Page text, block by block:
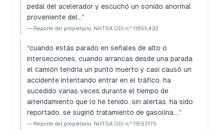
pedal del acelerador y escuchó un sonido anormal
proveniente del…”
— Reporte del propietario, NHTSA ODI n.º 11655432
“cuando estás parado en señales de alto o
intersecciones, cuando arrancas desde una parada
el camión tendría un punto muerto y casi causó un
accidente intentando entrar en el tráfico. ha
sucedido varias veces durante el tiempo de
arrendamiento que lo he tenido. sin alertas. ha sido
reportado. se sugirió tratamiento de gasolina.…”
— Reporte del propietario, NHTSA ODI n.º 11593175